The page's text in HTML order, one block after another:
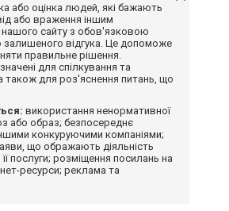
або оцінка людей, які бажають
або враження іншим
сайту з обов'язковою
залишеного відгука. Це допоможе
правильне рішення.
для спілкування та
також для роз'яснення питань, що
використання ненормативної
або образ; безпосереднє
конкуруючими компаніями;
що ображають діяльність
її послуги; розміщення посилань на
ресурси; реклама та